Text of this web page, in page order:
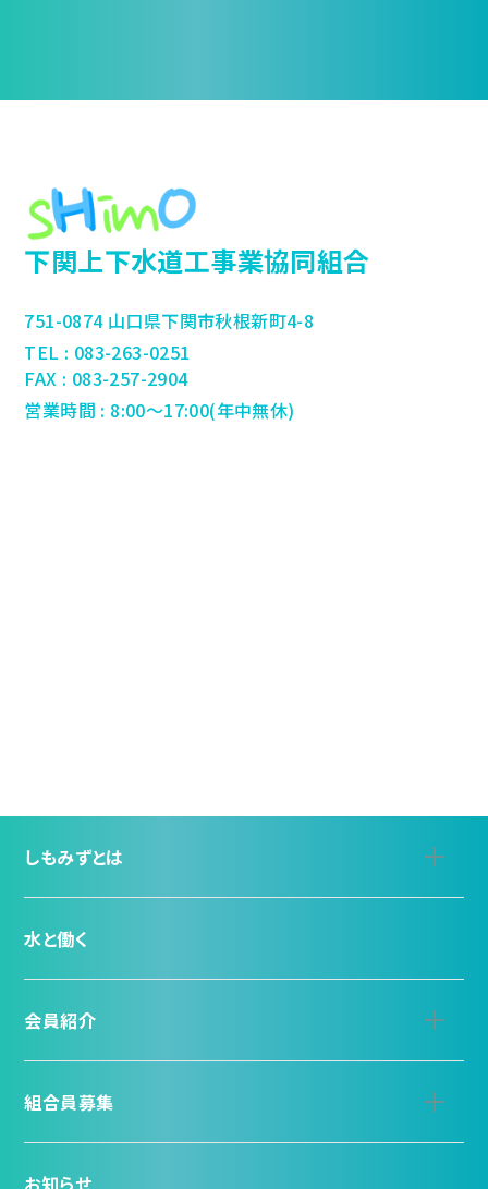
下関上下水道工事業協同組合
751-0874 山口県下関市秋根新町4-8
TEL : 083-263-0251
FAX : 083-257-2904
営業時間 : 8:00～17:00(年中無休)
しもみずとは
水と働く
会員紹介
組合員募集
お知らせ